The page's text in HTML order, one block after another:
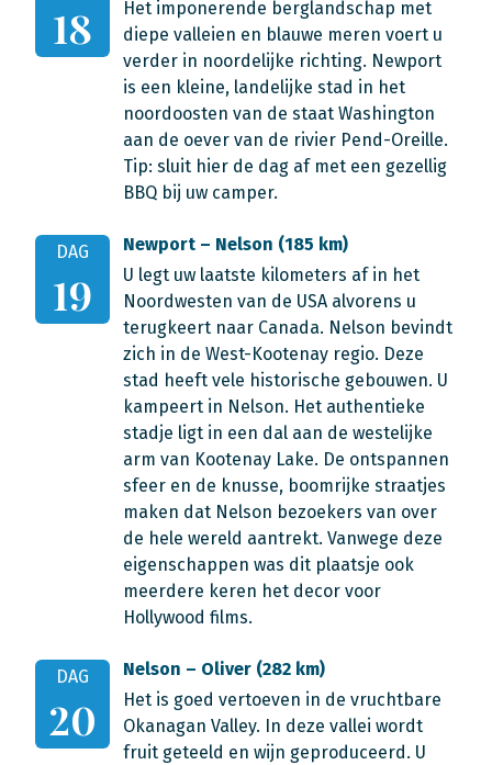
18
Het imponerende berglandschap met
diepe valleien en blauwe meren voert u
verder in noordelijke richting. Newport
is een kleine, landelijke stad in het
noordoosten van de staat Washington
aan de oever van de rivier Pend-Oreille.
Tip: sluit hier de dag af met een gezellig
BBQ bij uw camper.
DAG
19
Newport – Nelson (185 km)
U legt uw laatste kilometers af in het
Noordwesten van de USA alvorens u
terugkeert naar Canada. Nelson bevindt
zich in de West-Kootenay regio. Deze
stad heeft vele historische gebouwen. U
kampeert in Nelson. Het authentieke
stadje ligt in een dal aan de westelijke
arm van Kootenay Lake. De ontspannen
sfeer en de knusse, boomrijke straatjes
maken dat Nelson bezoekers van over
de hele wereld aantrekt. Vanwege deze
eigenschappen was dit plaatsje ook
meerdere keren het decor voor
Hollywood films.
DAG
20
Nelson – Oliver (282 km)
Het is goed vertoeven in de vruchtbare
Okanagan Valley. In deze vallei wordt
fruit geteeld en wijn geproduceerd. U